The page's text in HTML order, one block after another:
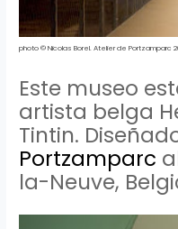
photo©Nicolas Borel.AtelierdePortzamparc
Este museo
artista belga
Tintin.
Portzamparc
la-Neuve,